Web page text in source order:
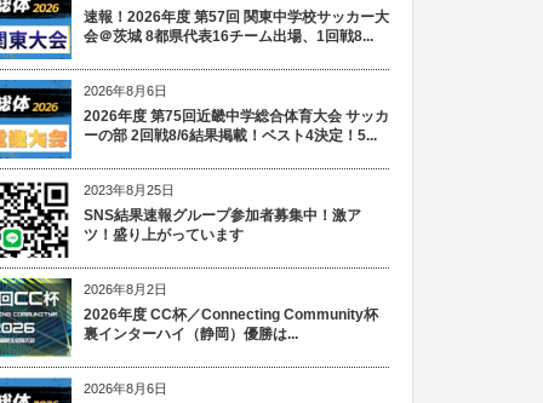
速報！2026年度 第57回 関東中学校サッカー大
会＠茨城 8都県代表16チーム出場、1回戦8...
2026年8月6日
2026年度 第75回近畿中学総合体育大会 サッカ
ーの部 2回戦8/6結果掲載！ベスト4決定！5...
2023年8月25日
SNS結果速報グループ参加者募集中！激ア
ツ！盛り上がっています
2026年8月2日
2026年度 CC杯／Connecting Community杯
裏インターハイ（静岡）優勝は...
2026年8月6日